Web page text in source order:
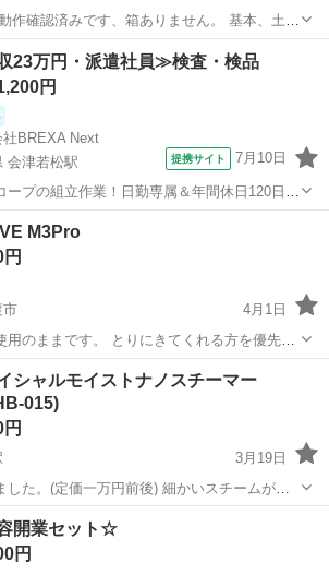
認済みです、箱ありません。 基本、土日
でご了承下さい。
空港駅 美容家電 ヘアドライヤー
23万円・派遣社員≫検査・検品
円
社BREXA Next
会津若松駅
提携サイト 7月10日
ープの組立作業！日勤専属＆年間休日120日
中！送迎あり！マイカー通勤OK◎無料駐車
完備で快適作業！《福島県会津若松市》 人
機...
M3Pro
市
4月1日
りにきてくれる方を優先さ
合によってはどこかで待ち合わせての取引も
可能です。 よろしくおねがいします。 💡💡再度値下げしました💡💡
美容家電 Pro
シャルモイストナノスチーマー
015)
3月19日
た。(定価一万円前後) 細かいスチームが出
まだまだ使えるのですが、使う機会がないの
ければと思います。 目立った汚れ等
駅 美容家電
開業セット☆
円